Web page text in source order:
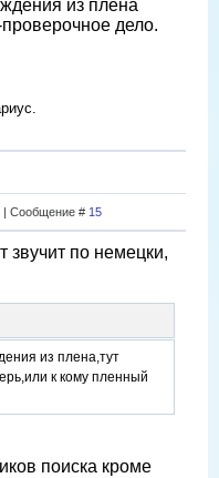
из плена
дело.
| Сообщение # 15
звучит по немецки,
из плена,тут
к кому пленный
поиска кроме